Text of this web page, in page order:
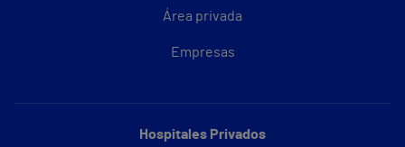
Área privada
Empresas
Hospitales Privados